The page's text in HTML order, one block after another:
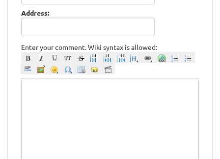
Address:
Enter your comment. Wiki syntax is allowed: